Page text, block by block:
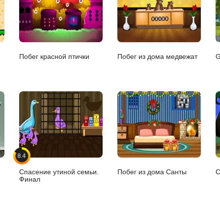
Побег красной птички Побег из дома медвежат
8.4
Спасение утиной семьи.
Финал
Побег из дома Санты